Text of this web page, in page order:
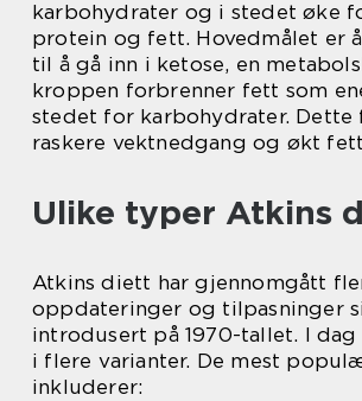
karbohydrater og i stedet øke
protein og fett. Hovedmålet er
til å gå inn i ketose, en
kroppen forbrenner fett som
stedet for karbohydrater. Dette
raskere vektnedgang og økt
Ulike typer Atkins
Atkins diett har gjennomgått
oppdateringer og tilpasninger
introdusert på 1970-tallet. I
i flere varianter. De mest
inkluderer: